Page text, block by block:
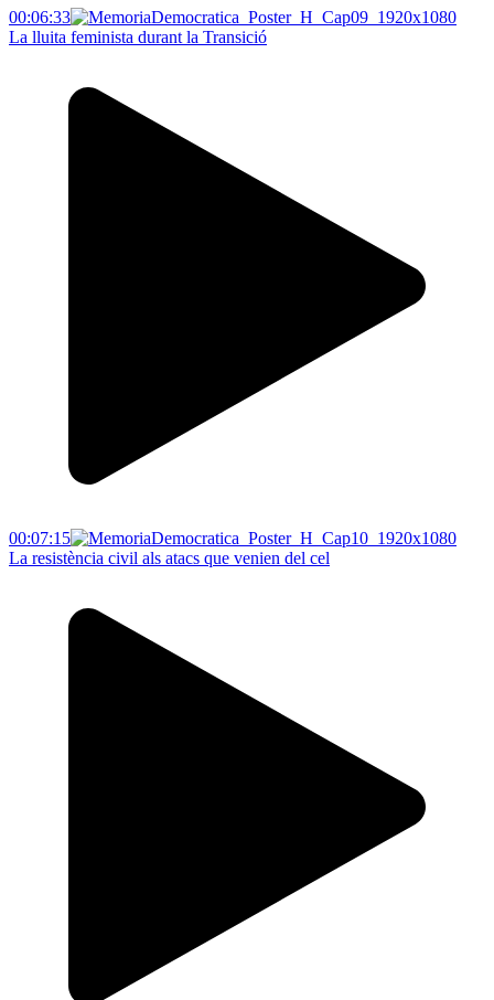
00:06:33
La lluita feminista durant la Transició
00:07:15
La resistència civil als atacs que venien del cel